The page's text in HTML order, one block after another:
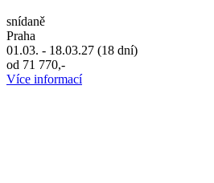
snídaně
Praha
01.03. - 18.03.27 (18 dní)
od 71 770,-
Více informací